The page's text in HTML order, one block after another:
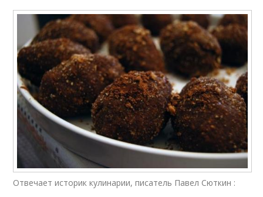
Отвечает историк кулинарии, писатель Павел Сюткин :